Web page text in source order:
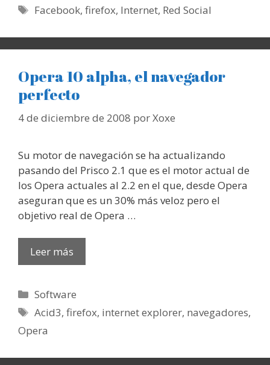
Etiquetas
Facebook,firefox, Internet, Red Social
Opera 10 alpha, el navegador
perfecto
4 de diciembre de 2008 porXoxe
Su motor de navegación se ha actualizando
pasando del Prisco 2.1 que es el motor actual de
los Opera actuales al 2.2 en el que, desde Opera
aseguran que es un 30% más veloz pero el
objetivo real de Opera …
Leer más
Categorías
Software
Etiquetas
Acid3,firefox, internet explorer, navegadores,
Opera